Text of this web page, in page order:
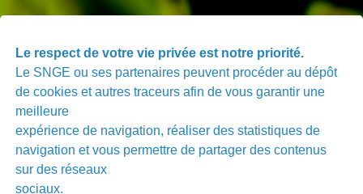
Le respect de votre vie privée est notre priorité.
Le SNGE ou ses partenaires peuvent procéder au dépôt
de cookies et autres traceurs afin de vous garantir une
meilleure
expérience de navigation, réaliser des statistiques de
navigation et vous permettre de partager des contenus
sur des réseaux
sociaux.
PARTAGER
VOS EXPERIENCES
Enrichissez vous des uns et des autres, profitez
des expériences des autres GE.